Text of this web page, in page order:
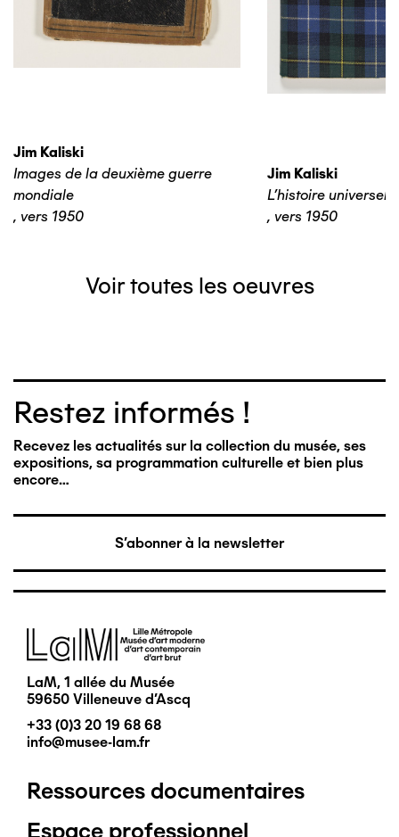
Jim Kaliski
Images de la deuxième guerre
mondiale
, vers 1950
Jim Kaliski
L’histoire universelle
, vers 1950
Voir toutes les oeuvres
Restez informés !
Recevez les actualités sur la collection du musée, ses
expositions, sa programmation culturelle et bien plus
encore…
S'abonner à la newsletter
Image
LaM, 1 allée du Musée
59650 Villeneuve d'Ascq
+33 (0)3 20 19 68 68
info@musee-lam.fr
Pied
Ressources documentaires
Espace professionnel